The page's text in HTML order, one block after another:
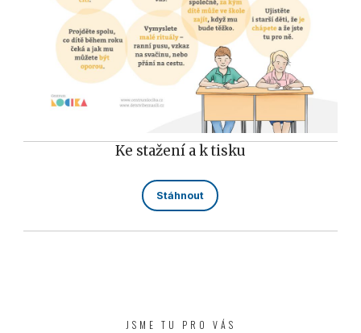
Ke stažení a k tisku
Stáhnout
JSME TU PRO VÁS